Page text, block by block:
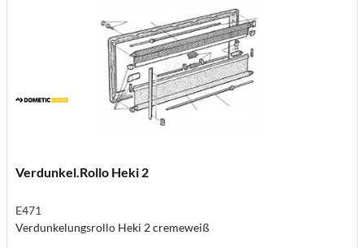
Verdunkel.Rollo Heki 2
E471
Verdunkelungsrollo Heki 2 cremeweiß